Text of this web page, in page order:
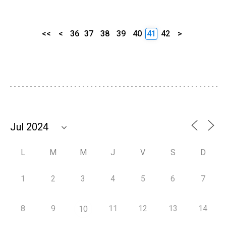
<< < 36 37 38 39 40 41 42 >
L M M J V S D
1 2 3 4 5 6 7
8 9 10 11 12 13 14